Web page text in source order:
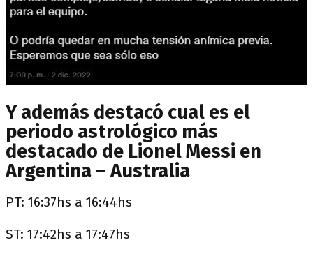
Y además destacó cual es el
periodo astrológico más
destacado de Lionel Messi en
Argentina – Australia
PT: 16:37hs a 16:44hs
ST: 17:42hs a 17:47hs